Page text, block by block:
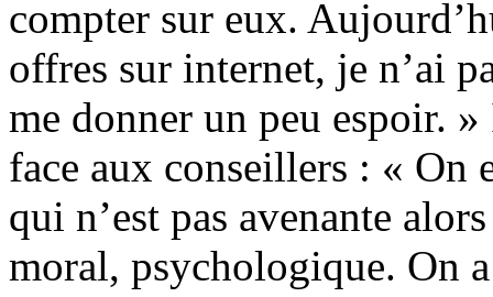
compter sur eux.
offres sur internet, je n’ai
me donner un peu espoir.
face aux conseillers : « On
qui n’est pas avenante
moral, psychologique. On